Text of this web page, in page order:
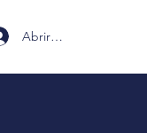
Abrir sesión